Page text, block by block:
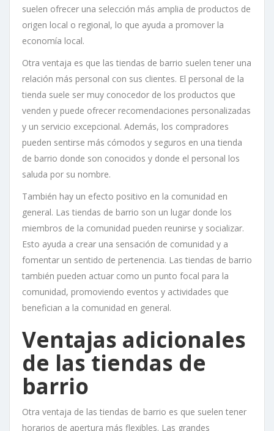
suelen ofrecer una selección más amplia de productos de
origen local o regional, lo que ayuda a promover la
economía local.
Otra ventaja es que las tiendas de barrio suelen tener una
relación más personal con sus clientes. El personal de la
tienda suele ser muy conocedor de los productos que
venden y puede ofrecer recomendaciones personalizadas
y un servicio excepcional. Además, los compradores
pueden sentirse más cómodos y seguros en una tienda
de barrio donde son conocidos y donde el personal los
saluda por su nombre.
También hay un efecto positivo en la comunidad en
general. Las tiendas de barrio son un lugar donde los
miembros de la comunidad pueden reunirse y socializar.
Esto ayuda a crear una sensación de comunidad y a
fomentar un sentido de pertenencia. Las tiendas de barrio
también pueden actuar como un punto focal para la
comunidad, promoviendo eventos y actividades que
benefician a la comunidad en general.
Ventajas adicionales
de las tiendas de
barrio
Otra ventaja de las tiendas de barrio es que suelen tener
horarios de apertura más flexibles. Las grandes